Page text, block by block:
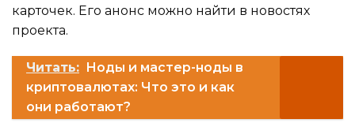
карточек. Его анонс можно найти в новостях
проекта.
Читать: Ноды и мастер-ноды в
криптовалютах: Что это и как
они работают?